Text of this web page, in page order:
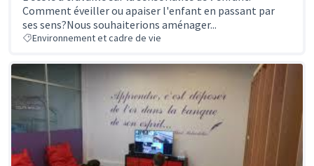
Comment éveiller ou apaiser l'enfant en passant par
ses sens?Nous souhaiterions aménager...
Environnement et cadre de vie